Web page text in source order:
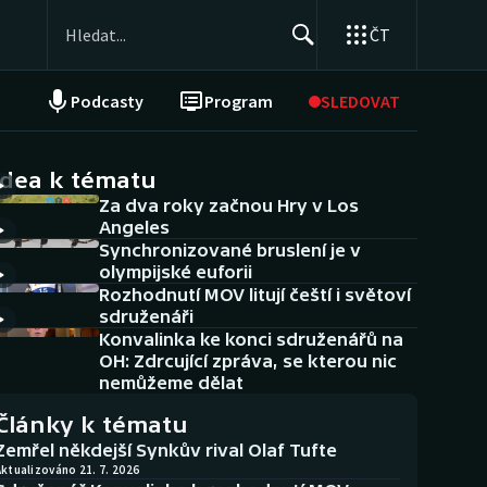
ČT
Podcasty Program SLEDOVAT
NEPŘEHLÉDNĚTE
Historické návraty
Aplikace ČT sport
AZ kvíz
k tématu
Za dva roky začnou Hry v Los
Angeles
Synchronizované bruslení je v
olympijské euforii
Rozhodnutí MOV litují čeští i světoví
sdruženáři
Konvalinka ke konci sdruženářů na
OH: Zdrcující zpráva, se kterou nic
nemůžeme dělat
k tématu
někdejší Synkův rival Olaf Tufte
21. 7. 2026